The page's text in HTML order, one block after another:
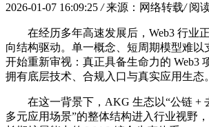
2026-01-07 16:09:25 / 来源：网络转载/ 阅
在经历多年高速发展后，Web3 行业
向结构驱动。单一概念、短周期模型难以
开始重新审视：真正具备生命力的 Web3
拥有底层技术、合规入口与真实应用生态。
在这一背景下，AKG 生态以“公链 +
多元应用场景”的整体结构进入行业视野